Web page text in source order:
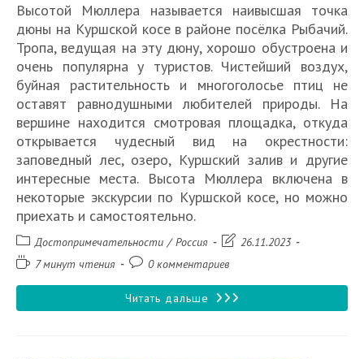
Высотой Мюллера называется наивысшая точка
дюны на Куршской косе в районе посёлка Рыбачий.
Тропа, ведущая на эту дюну, хорошо обустроена и
очень популярна у туристов. Чистейший воздух,
буйная растительность и многоголосье птиц не
оставят равнодушными любителей природы. На
вершине находится смотровая площадка, откуда
открывается чудесный вид на окрестности:
заповедный лес, озеро, Куршский залив и другие
интересные места. Высота Мюллера включена в
некоторые экскурсии по Куршской косе, но можно
приехать и самостоятельно.
Рубрика
записи:
Достопримечательности / Россия
Запись26.11.2023
Время7 минут чтения
Комментарии
записи:
0 комментариев
Читать дальше Высота